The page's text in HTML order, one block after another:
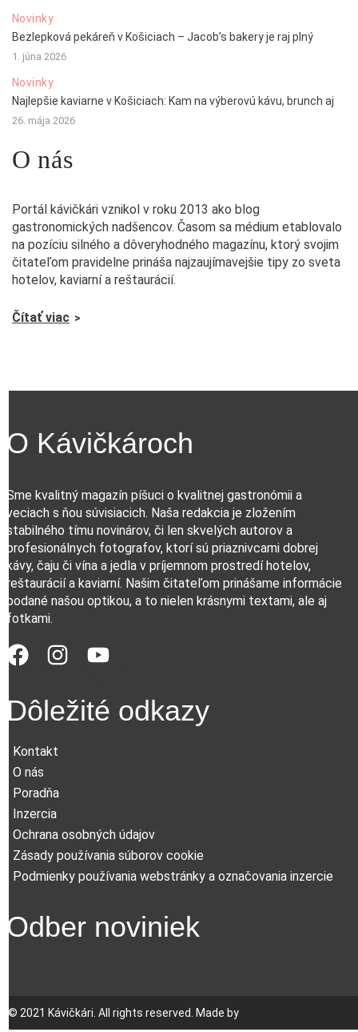
Novinky
Bezlepková pekáreň v Košiciach – Jacob’s bakery je raj plný
1. júna 2026
Novinky
Najlepšie kaviarne v Košiciach: Kam na výberovú kávu, brunch aj
26. mája 2026
O nás
Portál kávičkári vznikol v roku 2013 ako blog
gastronomických nadšencov. Časom sa médium etablovalo
na pozíciu silného a dôveryhodného magazínu, ktorý svojim
čitateľom pravidelne prináša najzaujímavejšie tipy zo sveta
hotelov, kaviarní a reštaurácií.
Čítať viac
O Kávičkároch
Sme kvalitný magazín píšuci o kvalitnej gastronómii a
veciach s ňou súvisiacich. Naša redakcia je zložením
stabilného tímu novinárov, či len skvelých autorov a
profesionálnych fotografov, ktorí sú priaznivcami dobrej
kávy, čaju či vína a jedla v príjemnom prostredí hotelov,
reštaurácií a kaviarní. Našim čitateľom prinášame informácie
podané našou optikou, a to nielen krásnymi textami, ale aj
fotkami.
Dôležité odkazy
Kontakt
O nás
Poradňa
Inzercia
Ochrana osobných údajov
Zásady používania súborov cookie
Podmienky používania webstránky a označovania inzercie
Odber noviniek
© 2021 Kávičkári. All rights reserved. Made by